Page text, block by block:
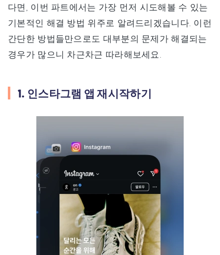
다면, 이번 파트에서는 가장 먼저 시도해볼 수 있는
기본적인 해결 방법 위주로 알려드리겠습니다. 이런
간단한 방법들만으로도 대부분의 문제가 해결되는
경우가 많으니 차근차근 따라해보세요.
1. 인스타그램 앱 재시작하기